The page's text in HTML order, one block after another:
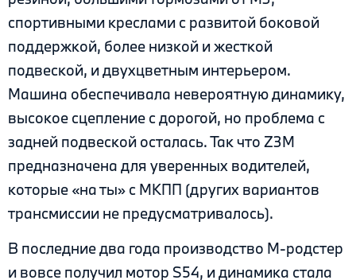
спортивными креслами с развитой боковой
поддержкой, более низкой и жесткой
подвеской, и двухцветным интерьером.
Машина обеспечивала невероятную динамику,
высокое сцепление с дорогой, но проблема с
задней подвеской осталась. Так что Z3M
предназначена для уверенных водителей,
которые «на ты» с МКПП (других вариантов
трансмиссии не предусматривалось).
В последние два года производство M-родстер
и вовсе получил мотор S54, и динамика стала